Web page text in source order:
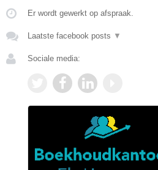
Er wordt gewerkt op afspraak.
Laatste facebook posts ▼
Sociale media: